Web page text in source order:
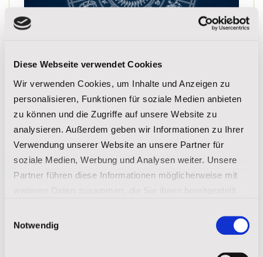
Diese Webseite verwendet Cookies
Wir verwenden Cookies, um Inhalte und Anzeigen zu
personalisieren, Funktionen für soziale Medien anbieten
zu können und die Zugriffe auf unsere Website zu
analysieren. Außerdem geben wir Informationen zu Ihrer
Verwendung unserer Website an unsere Partner für
soziale Medien, Werbung und Analysen weiter. Unsere
Partner führen diese Informationen möglicherweise mit
gesammelt haben.
Notwendig
Indianisches Horoskop